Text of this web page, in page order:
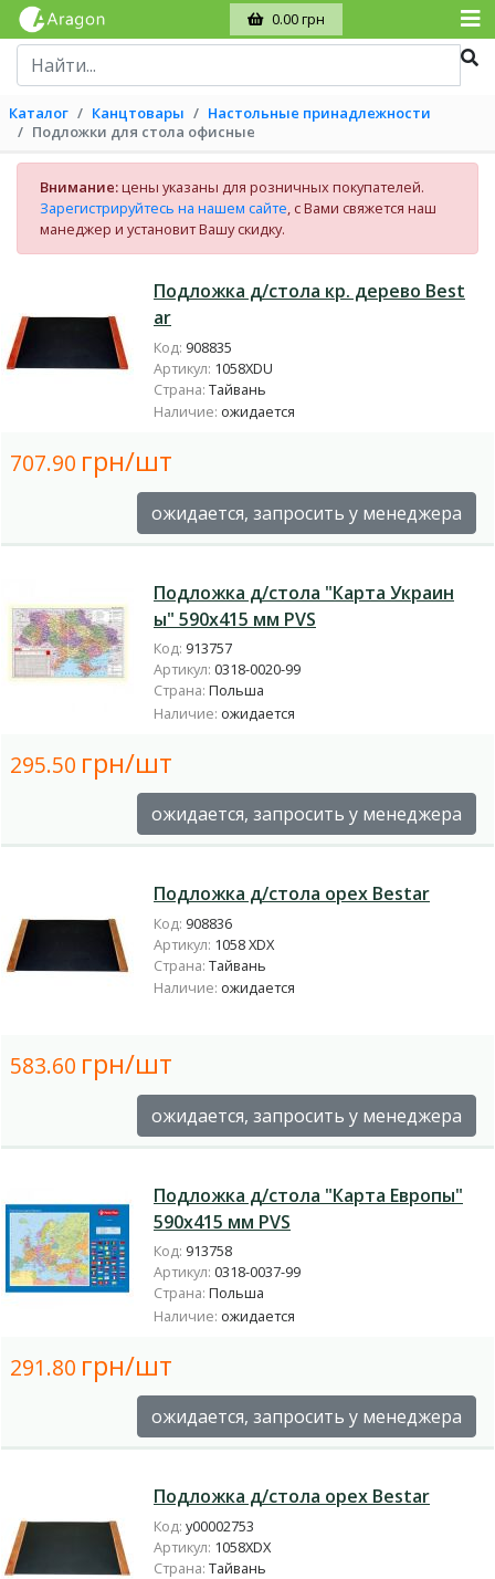
0.00 грн
Каталог Канцтовары
Настольные принадлежности
Подложки для стола офисные
Внимание:цены указаны для розничных покупателей.
Зарегистрируйтесь на нашем сайте, с Вами свяжется наш
манеджер и установит Вашу скидку.
Подложка д/стола кр. дерево Best
ar
Код: 908835
Артикул: 1058XDU
Страна: Тайвань
Наличие: ожидается
707.90 грн/шт
ожидается, запросить у менеджера
Подложка д/стола "Карта Украин
ы" 590х415 мм PVS
Код: 913757
Артикул: 0318-0020-99
Страна: Польша
Наличие: ожидается
295.50 грн/шт
ожидается, запросить у менеджера
Подложка д/стола орех Bestar
Код: 908836
Артикул: 1058 XDX
Страна: Тайвань
Наличие: ожидается
583.60 грн/шт
ожидается, запросить у менеджера
Подложка д/стола "Карта Европы"
590х415 мм PVS
Код: 913758
Артикул: 0318-0037-99
Страна: Польша
Наличие: ожидается
291.80 грн/шт
ожидается, запросить у менеджера
Подложка д/стола орех Bestar
Код: у00002753
Артикул: 1058XDX
Страна: Тайвань